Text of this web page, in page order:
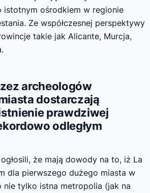
istotnym ośrodkiem w regionie
Ze współczesnej perspektywy
takie jak Alicante, Murcja,
archeologów
dostarczają
prawdziwej
odległym
że mają dowody na to, iż La
dla pierwszego dużego miasta w
nie tylko istna metropolia (jak na